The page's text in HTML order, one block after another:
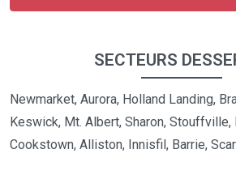
SECTEURS
Newmarket, Aurora, Holland Landing,
Keswick, Mt. Albert, Sharon, Stouffville,
Cookstown, Alliston, Innisfil, Barrie,